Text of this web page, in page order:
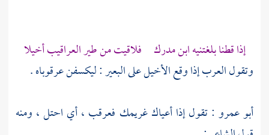
إذا قطنا بلغتنيهابن مدرك فلاقيت من طير العراقيب أخيلا
وتقول العرب إذا وقع الأخيل على البعير : ليكسفن عرقوباه .
أبو عمرو : تقول إذا أعياك غريمك فعرقب ، أي احتل ، ومنه